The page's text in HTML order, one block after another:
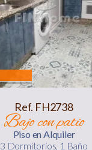
Ref. FH2738
bajo con patio
Piso en Alquiler
3 Dormitorios, 1 Baño